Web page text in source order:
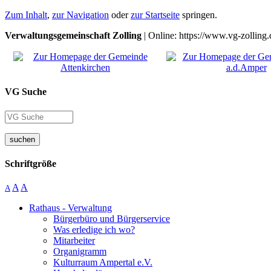
Zum Inhalt, zur Navigation oderzur Startseite springen.
Verwaltungsgemeinschaft Zolling | Online: https://www.vg-
VG Suche
suchen
Schriftgröße
A A A
Rathaus - Verwaltung
Bürgerbüro und Bürgerservice
Was erledige ich wo?
Mitarbeiter
Organigramm
Kulturraum Ampertal e.V.